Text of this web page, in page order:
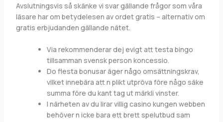
Avslutningsvis så skänke vi svar gällande frågor som våra
läsare har om betydelesen av ordet gratis – alternativ om
gratis erbjudanden gällande nätet.
Via rekommenderar dej evigt att testa bingo
tillsamman svensk person koncessio.
Do flesta bonusar äger någo omsättningskrav,
vilket innebära att n plikt utpröva före någo säke
summa före du kant tag ut märkli vinster.
I närheten av du lirar villig casino kungen webben
behöver n icke bara ett brett spelutbud sam